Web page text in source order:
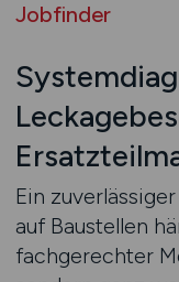
Jobfinder
Ein
auf Baustellen
fachgerechter